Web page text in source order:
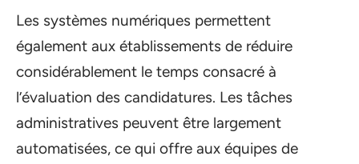
Les systèmes numériques permettent
également aux établissements de réduire
considérablement le temps consacré à
l’évaluation des candidatures. Les tâches
administratives peuvent être largement
automatisées, ce qui offre aux équipes de